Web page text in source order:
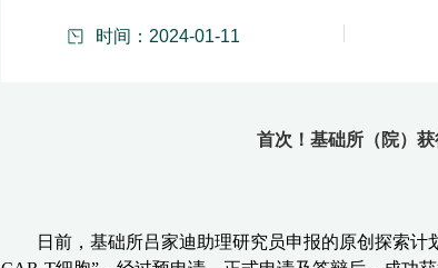
时间：2024-01-11
首次！基础所（院）
日前，基础所吕家迪助理研究员申报的原创探索计